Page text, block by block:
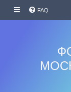
FAQ